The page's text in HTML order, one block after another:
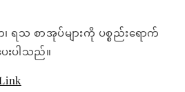
ရသ စာအုပ်များကို ပစ္စည်းရောက်
ေးပါသည်။